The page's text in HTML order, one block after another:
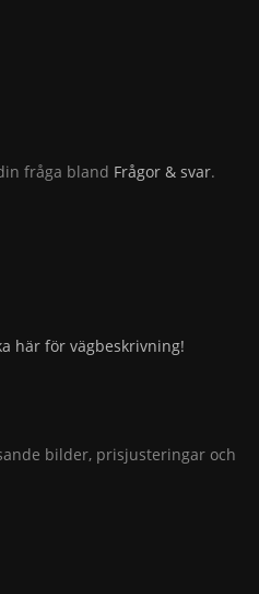
fråga bland Frågor & svar.
här för vägbeskrivning!
bilder, prisjusteringar och